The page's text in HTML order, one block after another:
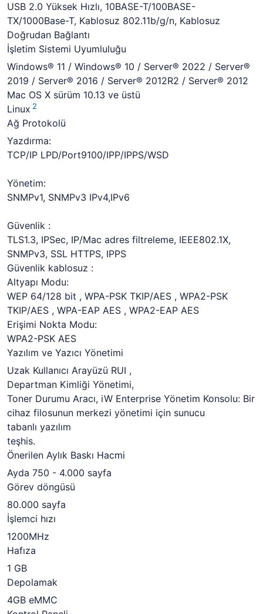
USB 2.0 Yüksek Hızlı, 10BASE-T/100BASE-
TX/1000Base-T, Kablosuz 802.11b/g/n, Kablosuz
Doğrudan Bağlantı
İşletim Sistemi Uyumluluğu
Windows® 11 / Windows® 10 / Server® 2022 / Server®
2019 / Server® 2016 / Server® 2012R2 / Server® 2012
Mac OS X sürüm 10.13 ve üstü
Linux 2
Ağ Protokolü
Yazdırma:
TCP/IP LPD/Port9100/IPP/IPPS/WSD
Yönetim:
SNMPv1, SNMPv3 IPv4,IPv6
Güvenlik :
TLS1.3, IPSec, IP/Mac adres filtreleme, IEEE802.1X,
SNMPv3, SSL HTTPS, IPPS
Güvenlik kablosuz :
Altyapı Modu:
WEP 64/128 bit , WPA-PSK TKIP/AES , WPA2-PSK
TKIP/AES , WPA-EAP AES , WPA2-EAP AES
Erişimi Nokta Modu:
WPA2-PSK AES
Yazılım ve Yazıcı Yönetimi
Uzak Kullanıcı Arayüzü RUI ,
Departman Kimliği Yönetimi,
Toner Durumu Aracı, iW Enterprise Yönetim Konsolu: Bir
cihaz filosunun merkezi yönetimi için sunucu
tabanlı yazılım
teşhis.
Önerilen Aylık Baskı Hacmi
Ayda 750 - 4.000 sayfa
Görev döngüsü
80.000 sayfa
İşlemci hızı
1200MHz
Hafıza
1 GB
Depolamak
4GB eMMC